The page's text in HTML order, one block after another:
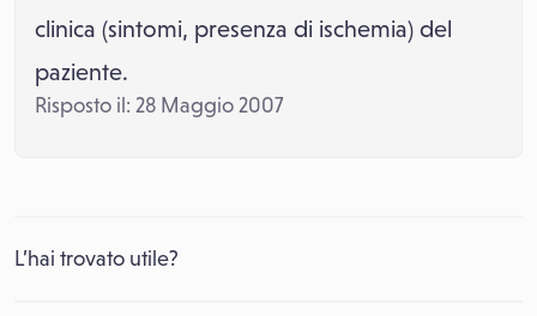
clinica (sintomi, presenza di ischemia) del
paziente.
Risposto il: 28 Maggio 2007
L’hai trovato utile?